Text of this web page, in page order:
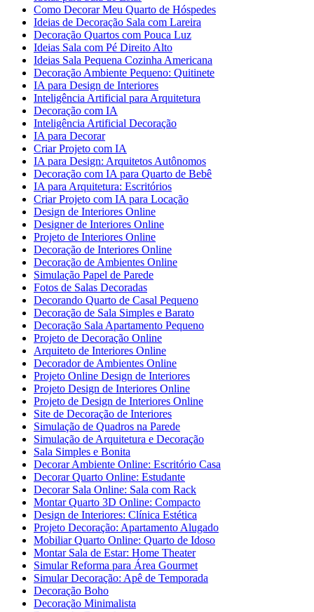
Como Decorar Meu Quarto de Hóspedes
Ideias de Decoração Sala com Lareira
Decoração Quartos com Pouca Luz
Ideias Sala com Pé Direito Alto
Ideias Sala Pequena Cozinha Americana
Decoração Ambiente Pequeno: Quitinete
IA para Design de Interiores
Inteligência Artificial para Arquitetura
Decoração com IA
Inteligência Artificial Decoração
IA para Decorar
Criar Projeto com IA
IA para Design: Arquitetos Autônomos
Decoração com IA para Quarto de Bebê
IA para Arquitetura: Escritórios
Criar Projeto com IA para Locação
Design de Interiores Online
Designer de Interiores Online
Projeto de Interiores Online
Decoração de Interiores Online
Decoração de Ambientes Online
Simulação Papel de Parede
Fotos de Salas Decoradas
Decorando Quarto de Casal Pequeno
Decoração de Sala Simples e Barato
Decoração Sala Apartamento Pequeno
Projeto de Decoração Online
Arquiteto de Interiores Online
Decorador de Ambientes Online
Projeto Online Design de Interiores
Projeto Design de Interiores Online
Projeto de Design de Interiores Online
Site de Decoração de Interiores
Simulação de Quadros na Parede
Simulação de Arquitetura e Decoração
Sala Simples e Bonita
Decorar Ambiente Online: Escritório Casa
Decorar Quarto Online: Estudante
Decorar Sala Online: Sala com Rack
Montar Quarto 3D Online: Compacto
Design de Interiores: Clínica Estética
Projeto Decoração: Apartamento Alugado
Mobiliar Quarto Online: Quarto de Idoso
Montar Sala de Estar: Home Theater
Simular Reforma para Área Gourmet
Simular Decoração: Apê de Temporada
Decoração Boho
Decoração Minimalista